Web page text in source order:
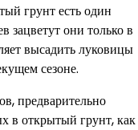
грунт есть один
они только в
высадить луковицы
сезоне.
предварительно
в открытый грунт, как